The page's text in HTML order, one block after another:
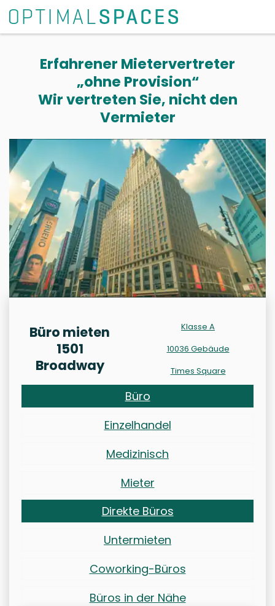
Erfahrener Mietervertreter
„ohne Provision“
Wir vertreten Sie, nicht den
Vermieter
Büro mieten
1501
Broadway
Klasse A
10036 Gebäude
Times Square
Büro
Einzelhandel
Medizinisch
Mieter
Direkte Büros
Untermieten
Coworking-Büros
Büros in der Nähe